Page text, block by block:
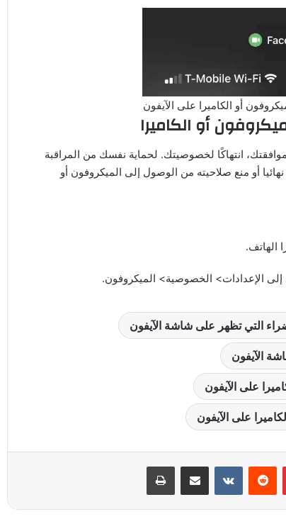
أو الكاميرا على الآيفون
أو الكاميرا
انتهاكًا لخصوصيتك. لحماية نفسك من المراقبة
أو منع صلاحيته من الوصول إلى الميكروفون أو
الهاتف.
الإعدادات> الخصوصية> الميكروفون.
التي تظهر على شاشة الآيفون
الآيفون
على الآيفون
على الآيفون
بينتيريست مشاركة عبر البريد طباعة